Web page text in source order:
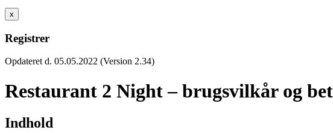
x
Registrer
Opdateret d. 05.05.2022 (Version 2.34)
Restaurant 2 Night – brugsvilkår og
Indhold